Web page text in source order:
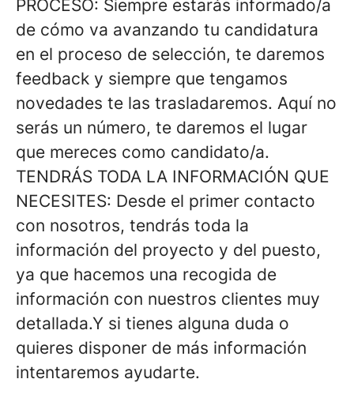
PROCESO: Siempre estarás informado/a
de cómo va avanzando tu candidatura
en el proceso de selección, te daremos
feedback y siempre que tengamos
novedades te las trasladaremos. Aquí no
serás un número, te daremos el lugar
que mereces como candidato/a.
TENDRÁS TODA LA INFORMACIÓN QUE
NECESITES: Desde el primer contacto
con nosotros, tendrás toda la
información del proyecto y del puesto,
ya que hacemos una recogida de
información con nuestros clientes muy
detallada.Y si tienes alguna duda o
quieres disponer de más información
intentaremos ayudarte.